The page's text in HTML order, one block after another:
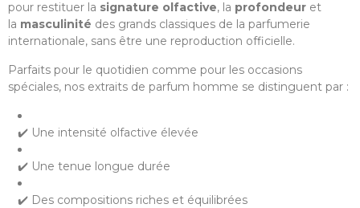
pour restituer la signature olfactive, la profondeur et
la masculinité des grands classiques de la parfumerie
internationale, sans être une reproduction officielle.
Parfaits pour le quotidien comme pour les occasions
spéciales, nos extraits de parfum homme se distinguent par :
✔️ Une intensité olfactive élevée
✔️ Une tenue longue durée
✔️ Des compositions riches et équilibrées